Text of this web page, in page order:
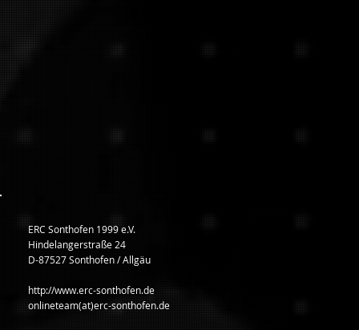
ERC Sonthofen 1999 e.V.
Hindelangerstraße 24
D-87527 Sonthofen / Allgäu
http://www.erc-sonthofen.de
onlineteam(at)erc-sonthofen.de